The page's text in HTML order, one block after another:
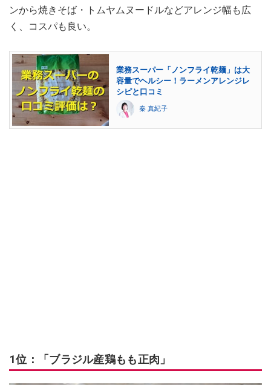
ンから焼きそば・トムヤムヌードルなどアレンジ幅も広
く、コスパも良い。
業務スーパー「ノンフライ乾麺」は大
容量でヘルシー！ラーメンアレンジレ
シピと口コミ
秦 真紀子
1位：「ブラジル産鶏もも正肉」